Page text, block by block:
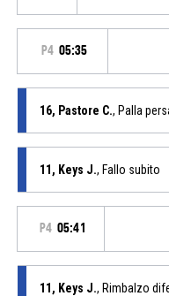
P4 05:35
16, Pastore C., Palla
11, Keys J., Fallo subito
P4 05:41
11, Keys J., Rimbalzo